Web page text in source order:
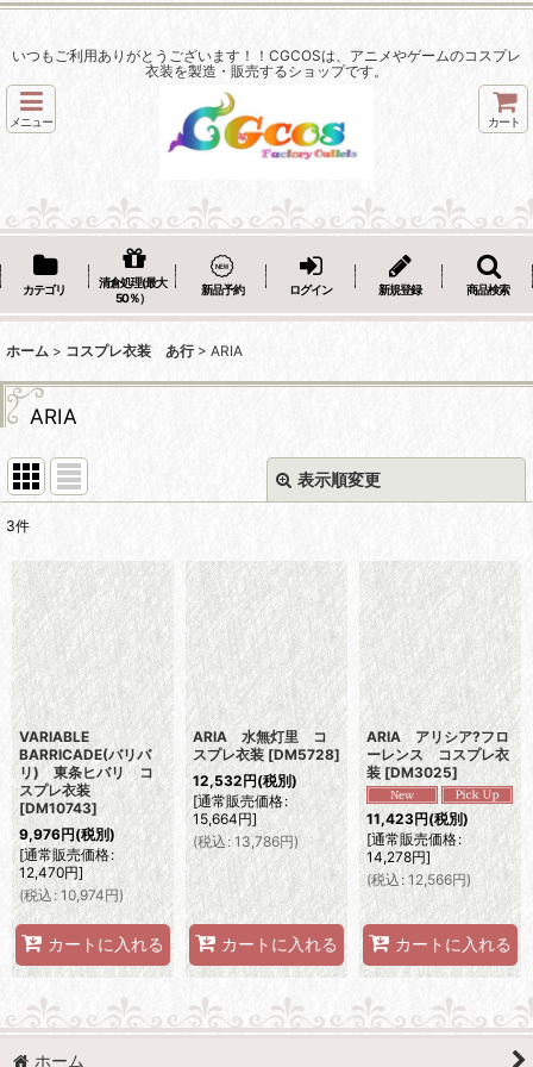
いつもご利用ありがとうございます！！CGCOSは、アニメやゲームのコスプレ
衣装を製造・販売するショップです。
メニュー カート
カテゴリ
清倉処理(最大
50％）
新品予約 ログイン 新規登録 商品検索
ホーム > コスプレ衣装 あ行 > ARIA
ARIA
表示順変更
並び順:
絞り込む
3件
VARIABLE
BARRICADE(バリバ
リ) 東条ヒバリ コ
スプレ衣装
[DM10743]
9,976円(税別)
[通常販売価格:
12,470円]
(税込 : 10,974円)
カートに入れる
ARIA 水無灯里 コ
スプレ衣装 [DM5728]
12,532円(税別)
[通常販売価格:
15,664円]
(税込: 13,786円)
カートに入れる
ARIA アリシア?フロ
ーレンス コスプレ衣
装 [DM3025]
11,423円(税別)
[通常販売価格:
14,278円]
(税込: 12,566円)
カートに入れる
ホーム